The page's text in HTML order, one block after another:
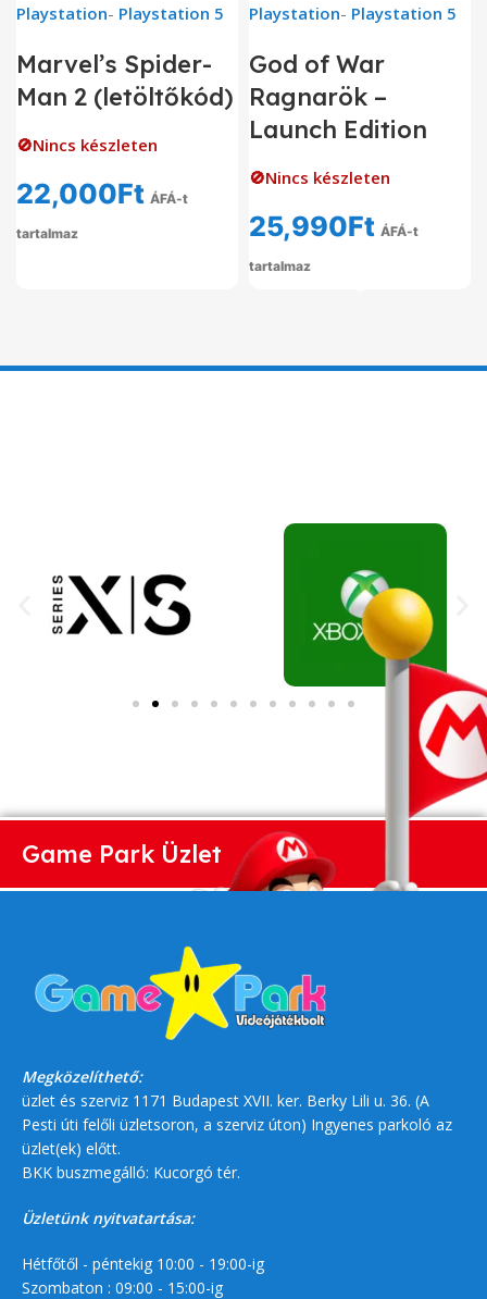
Playstation- Playstation 5
Marvel’s Spider-
Man 2 (letöltőkód)
🚫Nincs készleten
22,000Ft ÁFÁ-t
tartalmaz
Playstation- Playstation 5
God of War
Ragnarök –
Launch Edition
🚫Nincs készleten
25,990Ft ÁFÁ-t
tartalmaz
Game Park Üzlet
Megközelíthető:
üzlet és szerviz 1171 Budapest XVII. ker. Berky Lili u. 36. (A
Pesti úti felőli üzletsoron, a szerviz úton) Ingyenes parkoló az
üzlet(ek) előtt.
BKK buszmegálló: Kucorgó tér.
Üzletünk nyitvatartása:
Hétfőtől - péntekig 10:00 - 19:00-ig
Szombaton : 09:00 - 15:00-ig